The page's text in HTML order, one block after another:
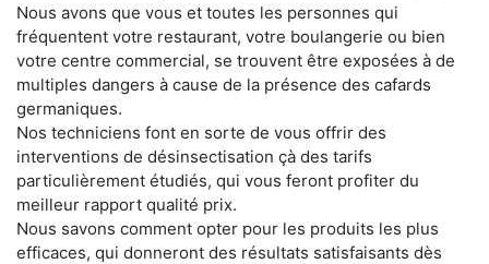
Nous avons que vous et toutes les personnes qui
fréquentent votre restaurant, votre boulangerie ou bien
votre centre commercial, se trouvent être exposées à de
multiples dangers à cause de la présence des cafards
germaniques.
Nos techniciens font en sorte de vous offrir des
interventions de désinsectisation çà des tarifs
particulièrement étudiés, qui vous feront profiter du
meilleur rapport qualité prix.
Nous savons comment opter pour les produits les plus
efficaces, qui donneront des résultats satisfaisants dès